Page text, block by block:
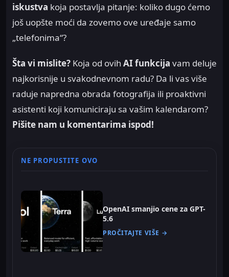
iskustva koja postavlja pitanje: koliko dugo ćemo
još uopšte moći da zovemo ove uređaje samo
„telefonima“?
Šta vi mislite? Koja od ovih AI funkcija vam deluje
najkorisnije u svakodnevnom radu? Da li vas više
raduje napredna obrada fotografija ili proaktivni
asistenti koji komuniciraju sa vašim kalendarom?
Pišite nam u komentarima ispod!
NE PROPUSTITE OVO
OpenAI smanjio cene za GPT-
5.6
PROČITAJTE VIŠE →